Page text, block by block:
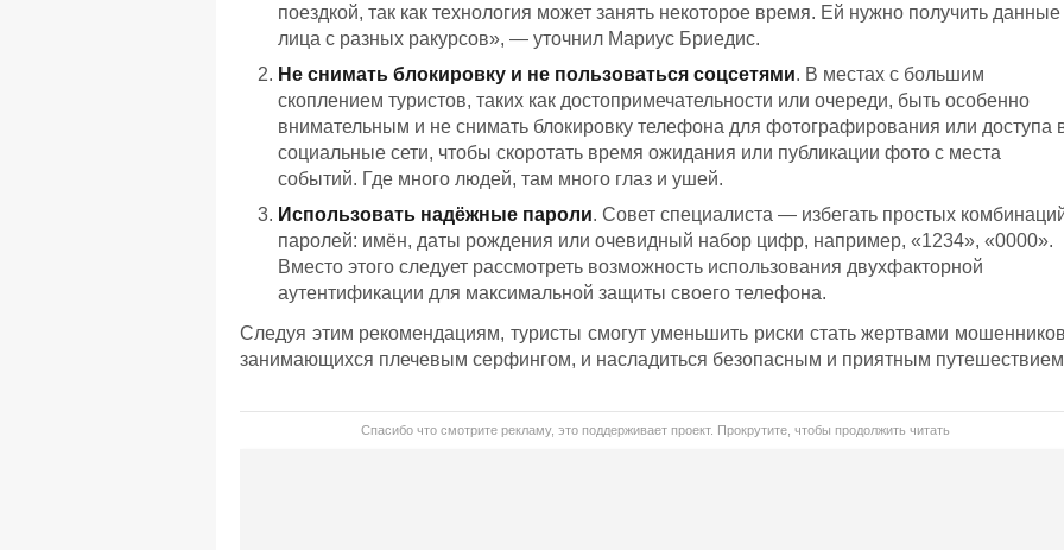
поездкой, так как технология может занять некоторое время. Ей нужно получить данные
лица с разных ракурсов», — уточнил Мариус Бриедис.
Не снимать блокировку и не пользоваться соцсетями. В местах с большим
скоплением туристов, таких как достопримечательности или очереди, быть особенно
внимательным и не снимать блокировку телефона для фотографирования или доступа
социальные сети, чтобы скоротать время ожидания или публикации фото с места
событий. Где много людей, там много глаз и ушей.
Использовать надёжные пароли. Совет специалиста — избегать простых
паролей: имён, даты рождения или очевидный набор цифр, например, «1234», «0000».
Вместо этого следует рассмотреть возможность использования двухфакторной
аутентификации для максимальной защиты своего телефона.
Следуя этим рекомендациям, туристы смогут уменьшить риски стать жертвами
занимающихся плечевым серфингом, и насладиться безопасным и приятным
Спасибо что смотрите рекламу, это поддерживает проект. Прокрутите, чтобы продолжить читать